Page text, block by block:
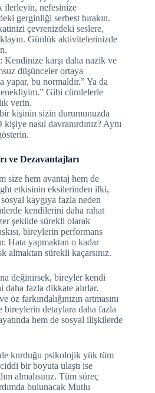
ilerleyin, nefesinize
gerginliği serbest bırakın.
çevrenizdeki seslere,
Günlük aktivitelerinizde
karşı daha nazik ve
düşünceler ortaya
yapar, bu normaldir.” Ya da
Gibi cümlelerle
verin.
kişinin sizin durumunuzda
nasıl davranırdınız? Aynı
ve Dezavantajları
size hem avantaj hem de
etkisinin eksilerinden ilki,
kaygıya fazla neden
kendilerini daha rahat
şekilde sürekli olarak
bireylerin performans
Hata yapmaktan o kadar
sürekli kaçarsınız.
değinirsek, bireyler kendi
daha fazla dikkate alırlar.
farkındalığınızın artmasını
bireylerin detaylara daha fazla
hem de sosyal ilişkilerde
kurduğu psikolojik yük tüm
bir boyuta ulaştı ise
almalısınız. Tüm süreç
bulunacak Mutlu